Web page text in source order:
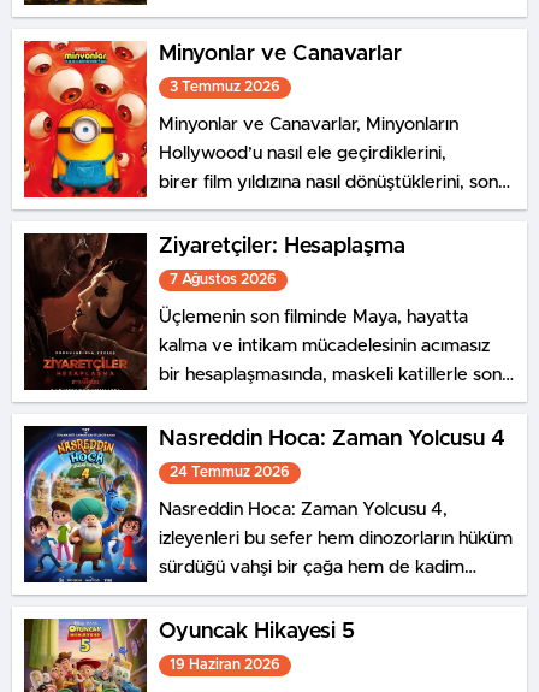
Aynı olağanüstü olaya, Hayvanlar
Şatosu’nda yaşayan Tombik
Tekir ve Civciv de tanıklık eder.
Minyonlar ve Canavarlar
3 Temmuz 2026
Minyonlar ve Canavarlar, Minyonların
Hollywood’u nasıl ele geçirdiklerini,
birer film yıldızına nasıl dönüştüklerini, sonra
her şeyi nasıl berbat ettiklerini ve dünyaya
canavarlar salarak kaosa
sürüklediklerini anlatan gürültülü ve
Ziyaretçiler: Hesaplaşma
7 Ağustos 2026
Üçlemenin son filminde Maya, hayatta
kalma ve intikam mücadelesinin acımasız
bir hesaplaşmasında, maskeli katillerle son
bir kez karşı karşıya geliyor.
Nasreddin Hoca: Zaman Yolcusu 4
24 Temmuz 2026
Nasreddin Hoca: Zaman Yolcusu 4,
izleyenleri bu sefer hem dinozorların hüküm
sürdüğü vahşi bir çağa hem de kadim
medeniyetlerin gizemli dünyasına
götürüyor.
Oyuncak Hikayesi 5
19 Haziran 2026